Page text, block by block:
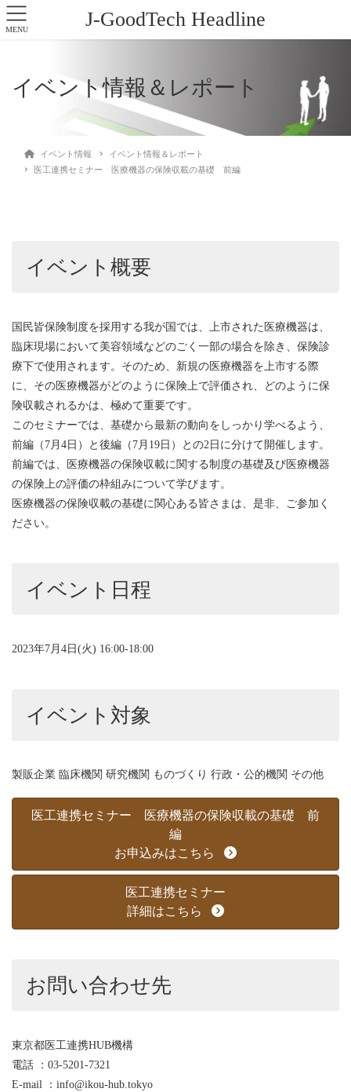
J-GoodTech Headline
イベント情報＆レポート
イベント情報
イベント情報＆レポート
医工連携セミナー 医療機器の保険収載の基礎 前編
イベント概要
国民皆保険制度を採用する我が国では、上市された医療機器は、
臨床現場において美容領域などのごく一部の場合を除き、保険診
療下で使用されます。そのため、新規の医療機器を上市する際
に、その医療機器がどのように保険上で評価され、どのように保
険収載されるかは、極めて重要です。
このセミナーでは、基礎から最新の動向をしっかり学べるよう、
前編（7月4日）と後編（7月19日）との2日に分けて開催します。
前編では、医療機器の保険収載に関する制度の基礎及び医療機器
の保険上の評価の枠組みについて学びます。
医療機器の保険収載の基礎に関心ある皆さまは、是非、ご参加く
ださい。
イベント日程
2023年7月4日(火) 16:00-18:00
イベント対象
製販企業 臨床機関 研究機関 ものづくり 行政・公的機関 その他
医工連携セミナー 医療機器の保険収載の基礎 前
編
お申込みはこちら
医工連携セミナー
詳細はこちら
お問い合わせ先
東京都医工連携HUB機構
電話 ：03-5201-7321
E-mail ：info@ikou-hub.tokyo
MENU